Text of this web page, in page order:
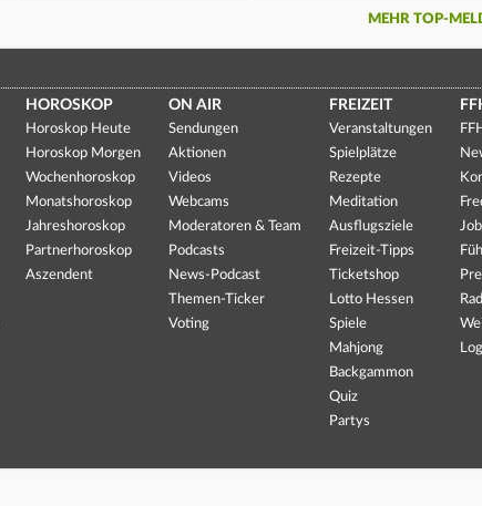
MEHR TOP-
HOROSKOP
Horoskop Heute
Horoskop Morgen
Wochenhoroskop
Monatshoroskop
Jahreshoroskop
Partnerhoroskop
Aszendent
ON AIR
Sendungen
Aktionen
Videos
Webcams
Moderatoren & Team
Podcasts
News-Podcast
Themen-Ticker
Voting
FREIZEIT
Veranstaltungen
Spielplätze
Rezepte
Meditation
Ausflugsziele
Freizeit-Tipps
Ticketshop
Lotto Hessen
Spiele
Mahjong
Backgammon
Quiz
Partys